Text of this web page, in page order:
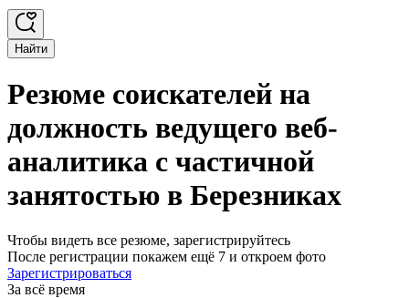
Найти
Резюме соискателей на
должность ведущего веб-
аналитика с частичной
занятостью в Березниках
Чтобы видеть все резюме, зарегистрируйтесь
После регистрации покажем ещё 7 и откроем фото
Зарегистрироваться
За всё время